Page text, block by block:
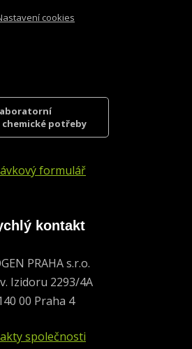
cookies
chemické potřeby
formulář
kontakt
PRAHA s.r.o.
Izidoru 2293/4A
00 Praha 4
společnosti